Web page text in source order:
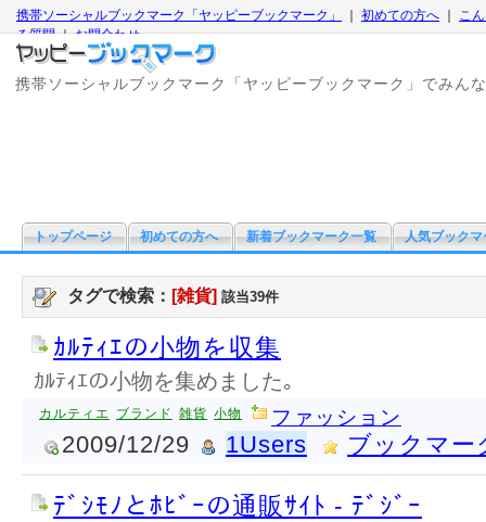
携帯ソーシャルブックマーク「ヤッピーブックマーク」 初めての方へ
こ
る質問｜お問合わせ
携帯ソーシャルブックマーク「ヤッピーブックマーク」でみん
トップページ 初めての方へ 新着ブックマーク一覧 人気ブックマ
タグで検索： [雑貨] 該当39件
ｶﾙﾃｨｴの小物を収集
ｶﾙﾃｨｴの小物を集めました｡
カルティエ ブランド 雑貨 小物 ファッション
2009/12/29 1Users ブックマー
ﾃﾞｼﾓﾉとﾎﾋﾞｰの通販ｻｲﾄ - ﾃﾞｼﾞｰ